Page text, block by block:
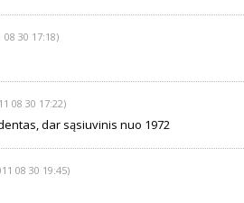
08 30 17:18)
08 30 17:22)
dar sąsiuvinis nuo 1972
08 30 19:45)